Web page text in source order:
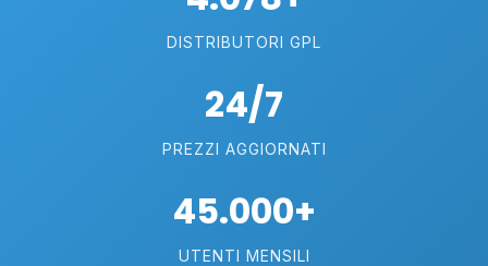
DISTRIBUTORI GPL
24/7
PREZZI AGGIORNATI
45.000+
UTENTI MENSILI